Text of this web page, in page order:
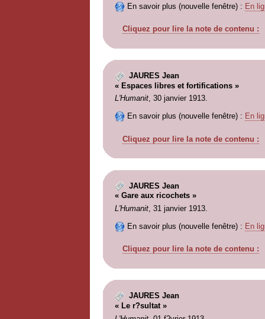
En savoir plus (nouvelle fenêtre) : En
Cliquez pour lire la note de contenu :
JAURES Jean
« Espaces libres et fortifications »
L'Humanit, 30 janvier 1913.
En savoir plus (nouvelle fenêtre) : En
Cliquez pour lire la note de contenu :
JAURES Jean
« Gare aux ricochets »
L'Humanit, 31 janvier 1913.
En savoir plus (nouvelle fenêtre) : En
Cliquez pour lire la note de contenu :
JAURES Jean
« Le r?sultat »